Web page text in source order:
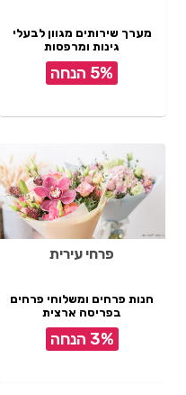
מערך שירותים מגוון לבעלי
גינות ומרפסות
5% הנחה
פרחי עירית
חנות פרחים ומשלוחי פרחים
בפריסה ארצית
3% הנחה